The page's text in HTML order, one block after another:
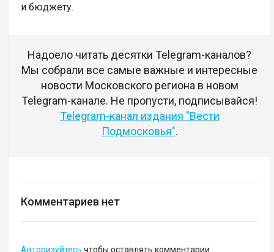
и бюджету.
Надоело читать десятки Telegram-каналов?
Мы собрали все самые важные и интересные
новости Московского региона в новом
Telegram-канале. Не пропусти, подписывайся!
Telegram-канал издания "Вести
Подмосковья".
Комментариев нет
Авторизуйтесь чтобы оставлять комментарии